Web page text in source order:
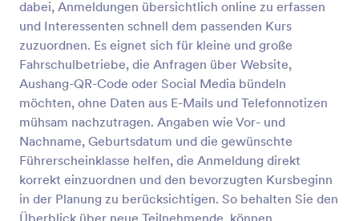
dabei, Anmeldungen übersichtlich online zu erfassen
und Interessenten schnell dem passenden Kurs
zuzuordnen. Es eignet sich für kleine und große
Fahrschulbetriebe, die Anfragen über Website,
Aushang-QR-Code oder Social Media bündeln
möchten, ohne Daten aus E-Mails und Telefonnotizen
mühsam nachzutragen. Angaben wie Vor- und
Nachname, Geburtsdatum und die gewünschte
Führerscheinklasse helfen, die Anmeldung direkt
korrekt einzuordnen und den bevorzugten Kursbeginn
in der Planung zu berücksichtigen. So behalten Sie den
Überblick über neue Teilnehmende, können
Vorschau